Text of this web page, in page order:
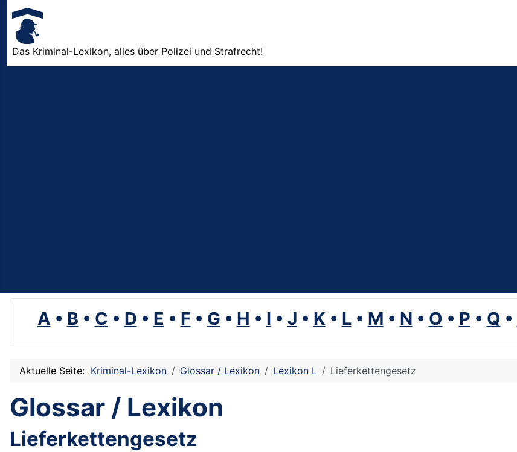
Das Kriminal-Lexikon, alles über Polizei und Strafrecht!
A • B • C • D • E • F • G • H • I • J • K• L• M • N • O • P • Q •
Aktuelle Seite: Kriminal-Lexikon Glossar / Lexikon Lexikon L Lieferkettengesetz
Glossar / Lexikon
Lieferkettengesetz